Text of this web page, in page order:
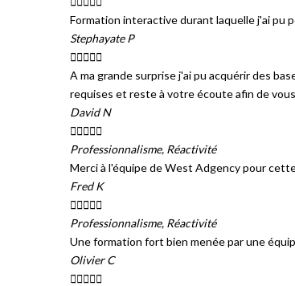
Formation interactive durant laquelle j'ai pu
Stephayate P

A ma grande surprise j'ai pu acquérir des
requises et reste à votre écoute afin de
David N

Professionnalisme, Réactivité
Merci à l'équipe de West Adgency pour
Fred K

Professionnalisme, Réactivité
Une formation fort bien menée par une
Olivier C
